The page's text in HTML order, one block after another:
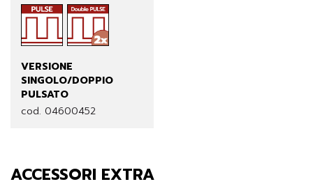
VERSIONE
SINGOLO/DOPPIO
PULSATO
cod. 04600452
ACCESSORI EXTRA